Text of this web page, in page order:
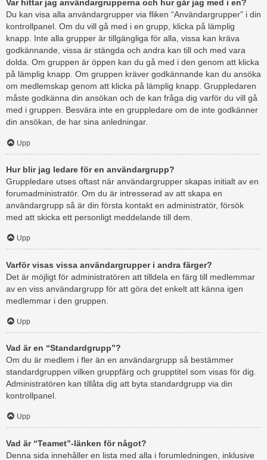
Var hittar jag användargrupperna och hur går jag med i en?
Du kan visa alla användargrupper via fliken “Användargrupper” i din
kontrollpanel. Om du vill gå med i en grupp, klicka på lämplig
knapp. Inte alla grupper är tillgängliga för alla, vissa kan kräva
godkännande, vissa är stängda och andra kan till och med vara
dolda. Om gruppen är öppen kan du gå med i den genom att klicka
på lämplig knapp. Om gruppen kräver godkännande kan du ansöka
om medlemskap genom att klicka på lämplig knapp. Gruppledaren
måste godkänna din ansökan och de kan fråga dig varför du vill gå
med i gruppen. Besvära inte en gruppledare om de inte godkänner
din ansökan, de har sina anledningar.
Upp
Hur blir jag ledare för en användargrupp?
Gruppledare utses oftast när användargrupper skapas initialt av en
forumadministratör. Om du är intresserad av att skapa en
användargrupp så är din första kontakt en administratör, försök
med att skicka ett personligt meddelande till dem.
Upp
Varför visas vissa användargrupper i andra färger?
Det är möjligt för administratören att tilldela en färg till medlemmar
av en viss användargrupp för att göra det enkelt att känna igen
medlemmar i den gruppen.
Upp
Vad är en “Standardgrupp”?
Om du är medlem i fler än en användargrupp så bestämmer
standardgruppen vilken gruppfärg och grupptitel som visas för dig.
Administratören kan tillåta dig att byta standardgrupp via din
kontrollpanel.
Upp
Vad är “Teamet”-länken för något?
Denna sida innehåller en lista med alla i forumledningen, inklusive